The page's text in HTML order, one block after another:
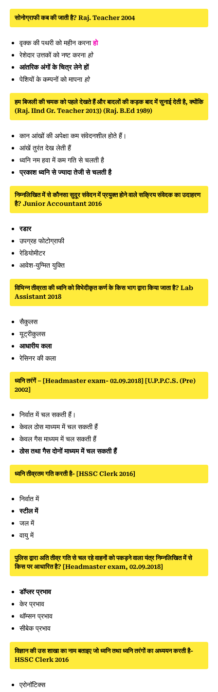
सोनोग्राफी कब की जाती है? Raj. Teacher 2004
वृक्क की पथरी को महीन करनाहो
रेशेदार उत्तकों को नष्ट करना हो
आंतरिक अंगों के चित्र लेने हों
पेशियों के कम्पनों को मापना हो
हम बिजली की चमक को पहले देखते हैं और बादलों की कड़क बाद में सुनाई देती है, क्योंकि
(Raj. IInd Gr. Teacher 2013) (Raj. B.Ed 1989)
कान आंखों की अपेक्षा कम संवेदनशील होते हैं।
आंखें तुरंत देख लेती हैं
ध्वनि नम हवा में कम गति से चलती है
प्रकाश ध्वनि से ज्यादा तेजी से चलती है
निम्नलिखित में से कौनसा सुदूर संवेदन में प्रयुक्त होने वाले सक्रिय संवेदक का उदाहरण
है? Junior Accountant 2016
रडार
उपग्रह फोटोग्राफी
रेडियोमीटर
आवेश-युग्मित युक्ति
विभिन्न तीव्रता की ध्वनि को विभेदीकृत कर्ण के किस भाग द्वारा किया जाता है? Lab
Assistant 2018
सैकुलस
यूट्रीकुलस
आधारीय कला
रेसिनर की कला
ध्वनि तरंगें – [Headmaster exam- 02.09.2018] [U.P.P.C.S. (Pre)
2002]
निर्वात में चल सकती हैं।
केवल ठोस माध्यम में चल सकती हैं
केवल गैस माध्यम में चल सकती हैं
ठोस तथा गैस दोनों माध्यम में चल सकती हैं
ध्वनि तीव्रतम गति करती है- [HSSC Clerk 2016]
निर्वात में
स्टील में
जल में
वायु में
पुलिस द्वारा अति तीव्र गति से चल रहे वाहनों को पकड़ने वाला यंत्र निम्नलिखित में से
किस पर आधारित है? [Headmaster exam, 02.09.2018]
डॉप्लर प्रभाव
केर प्रभाव
थॉम्सन प्रभाव
सीबेक प्रभाव
विज्ञान की उस शाखा का नाम बताइए जो ध्वनि तथा ध्वनि तरंगों का अध्ययन करती है-
HSSC Clerk 2016
एरोनॉटिक्स